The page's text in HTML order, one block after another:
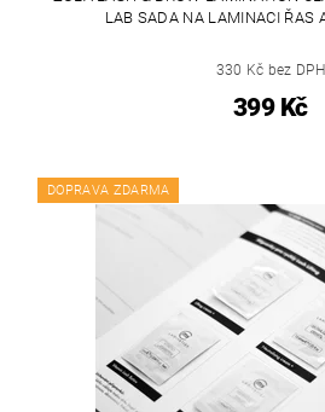
LAB SADA NA LAMINACI ŘAS
330 Kč bez DPH
399 Kč
DOPRAVA ZDARMA